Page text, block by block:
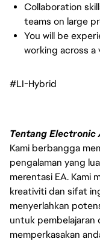
Collaboration
teams on large
You will be
working across
#LI-Hybrid
Tentang Electronic
Kami berbangga
pengalaman yang
merentasi EA. Kami
kreativiti dan sifat
menyerlahkan
untuk pembelajaran
memperkasakan